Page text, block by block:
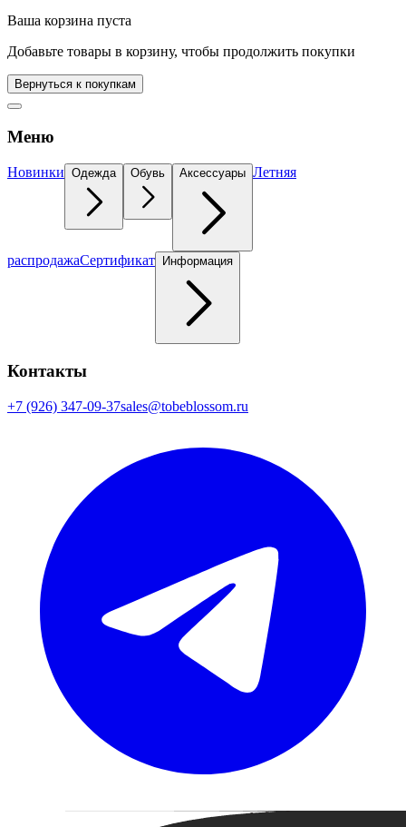
Ваша корзина пуста
Добавьте товары в корзину, чтобы продолжить покупки
Вернуться к покупкам
Меню
Новинки Одежда Обувь Аксессуары Летняя
распродажаСертификат Информация
Контакты
+7 (926) 347-09-37sales@tobeblossom.ru